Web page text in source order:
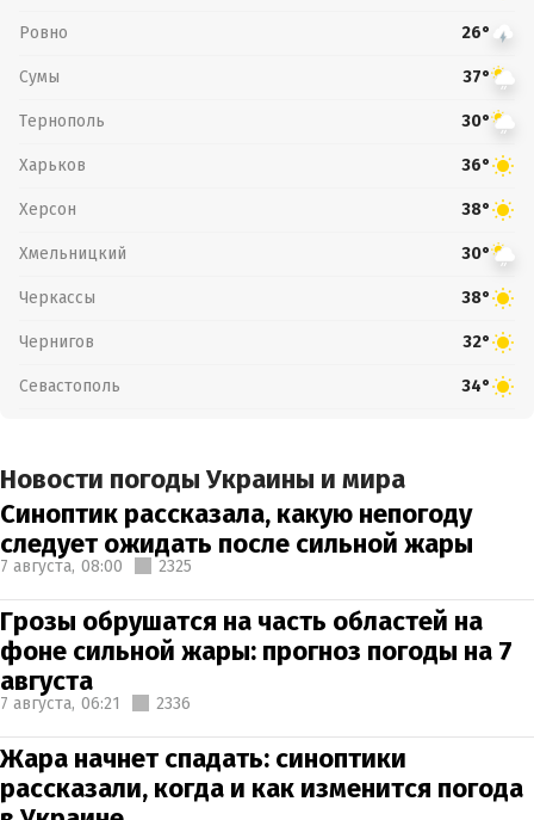
Ровно 26°
Сумы 37°
Тернополь 30°
Харьков 36°
Херсон 38°
Хмельницкий 30°
Черкассы 38°
Чернигов 32°
Севастополь 34°
Новости погоды Украины и мира
Синоптик рассказала, какую непогоду
следует ожидать после сильной жары
7 августа, 08:00 2325
Грозы обрушатся на часть областей на
фоне сильной жары: прогноз погоды на 7
августа
7 августа, 06:21 2336
Жара начнет спадать: синоптики
рассказали, когда и как изменится погода